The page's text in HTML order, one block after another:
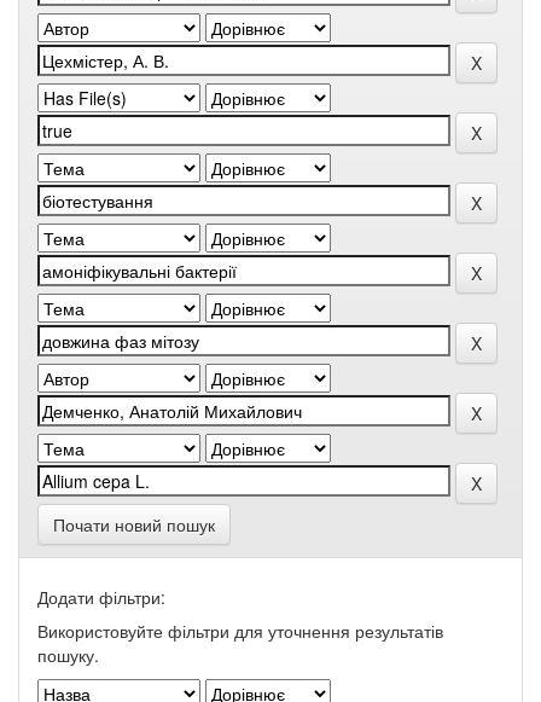
Почати новий пошук
Додати фільтри:
Використовуйте фільтри для уточнення результатів
пошуку.